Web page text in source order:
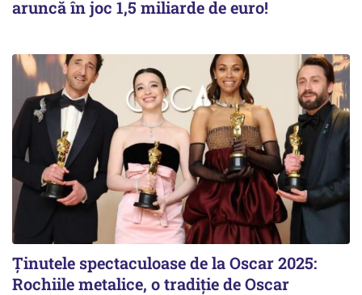
aruncă în joc 1,5 miliarde de euro!
Ținutele spectaculoase de la Oscar 2025:
Rochiile metalice, o tradiție de Oscar